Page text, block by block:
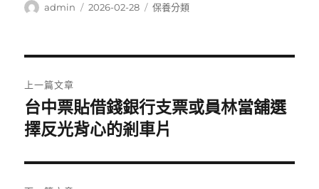
作
admin
發
2026-02-28
分
保養分類
章
導
覽
上一篇文章
上
一
文
章:
台中票貼借錢銀行支票或員林當舖選
擇反光背心的剎車片